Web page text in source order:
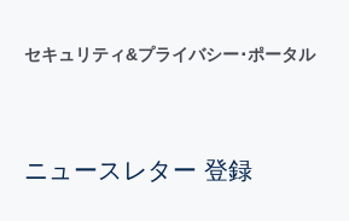
セキュリティ&プライバシー･ポータル
ニュースレター 登録